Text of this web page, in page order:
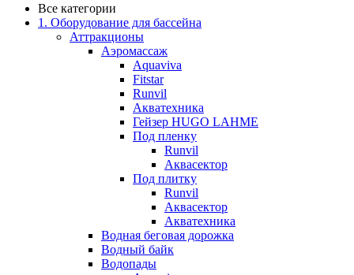
Все категории
1. Оборудование для бассейна
Аттракционы
Аэромассаж
Aquaviva
Fitstar
Runvil
Акватехника
Гейзер HUGO LAHME
Под пленку
Runvil
Аквасектор
Под плитку
Runvil
Аквасектор
Акватехника
Водная беговая дорожка
Водный байк
Водопады